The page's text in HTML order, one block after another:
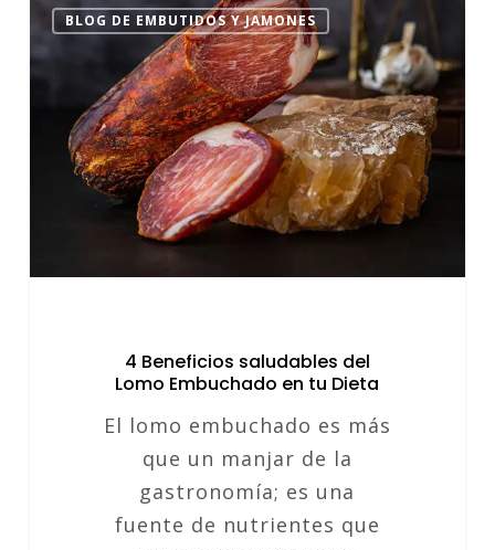
BLOG DE EMBUTIDOS Y JAMONES
Beneficios
saludables
del
Lomo
Embuchado
en
tu
4 Beneficios saludables del
Lomo Embuchado en tu Dieta
El lomo embuchado es más
que un manjar de la
gastronomía; es una
fuente de nutrientes que